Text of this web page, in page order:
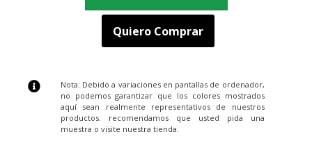
Quiero Comprar
Nota: Debido a variaciones en pantallas de ordenador,
no podemos garantizar que los colores mostrados
aquí sean realmente representativos de nuestros
productos. recomendamos que usted pida una
muestra o visite nuestra tienda.